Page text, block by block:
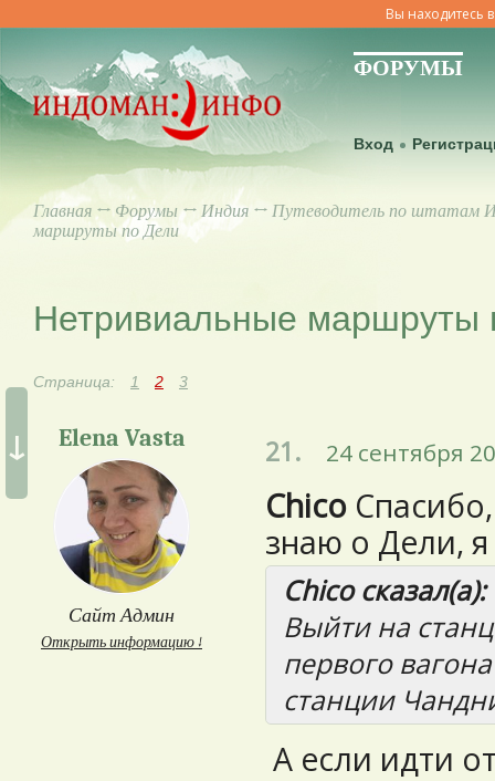
Вы находитесь
ФОРУМЫ
Вход
Главная ↔ Форумы↔ Индия ↔ Путеводитель по штатам
маршруты по Дели
↓
Нетривиальные маршруты
Страница: 1 2 3
Elena Vasta
Сайт Админ
Открыть информацию ↓
21. 24 сентября
Chico
знаю о Дели,
Chico сказал(а):
Выйти на
первого
станции
А если идти